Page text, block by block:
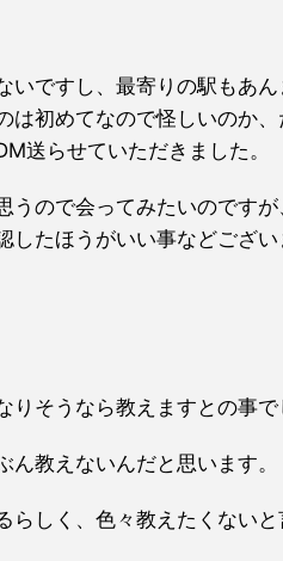
いですし、最寄りの駅もあ
は初めてなので怪しいのか、
送らせていただきました。
うので会ってみたいのです
したほうがいい事などござい
そうなら教えますとの事で
教えないんだと思います。
らしく、色々教えたくないと